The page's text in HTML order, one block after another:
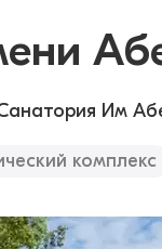
Им
комплекс